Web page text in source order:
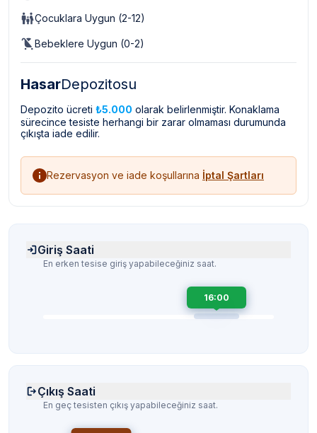
Çocuklara Uygun (2-12)
Bebeklere Uygun (0-2)
HasarDepozitosu
Depozito ücreti ₺5.000 olarak belirlenmiştir. Konaklama
sürecince tesiste herhangi bir zarar olmaması durumunda
çıkışta iade edilir.
Rezervasyon ve iade koşullarına İptal Şartları
Giriş Saati
En erken tesise giriş yapabileceğiniz saat.
16:00
Çıkış Saati
En geç tesisten çıkış yapabileceğiniz saat.